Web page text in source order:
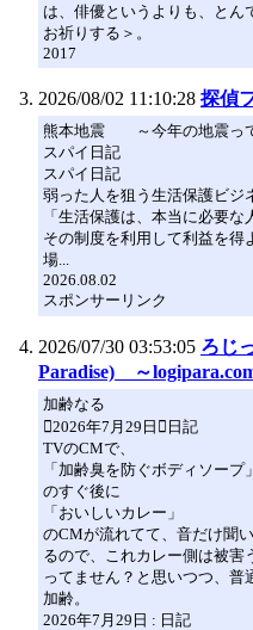
は、俳優というよりも、とん
お祈りする＞。
2017
2026/08/02 11:10:28 探偵
熊本地震 ～今年の地震っ
スパイ日記
スパイ日記
弱った人を狙う生活保護ビジ
「生活保護は、本当に必要な
その制度を利用して利益を得
場...
2026.08.02
スポンサーリンク
2026/07/30 03:53:05 ろじ
Paradise) ～
加齢なる
2026年7月29日日記
TVのCMで、
「加齢臭を防ぐボディソープ」
のすぐ後に
「おいしいカレー」
のCMが流れてて、音だけ聞
るので、これカレー側は被害
ってません？と思いつつ、普
加齢。
2026年7月29日 : 日記